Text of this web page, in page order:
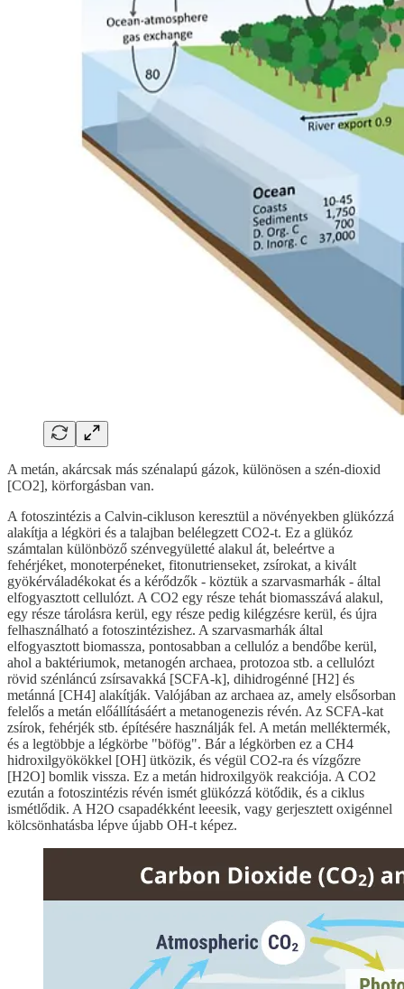
A metán, akárcsak más szénalapú gázok, különösen a szén-dioxid
[CO2], körforgásban van.
A fotoszintézis a Calvin-cikluson keresztül a növényekben glükózzá
alakítja a légköri és a talajban belélegzett CO2-t. Ez a glükóz
számtalan különböző szénvegyületté alakul át, beleértve a
fehérjéket, monoterpéneket, fitonutrienseket, zsírokat, a kivált
gyökérváladékokat és a kérődzők - köztük a szarvasmarhák - által
elfogyasztott cellulózt. A CO2 egy része tehát biomasszává alakul,
egy része tárolásra kerül, egy része pedig kilégzésre kerül, és újra
felhasználható a fotoszintézishez. A szarvasmarhák által
elfogyasztott biomassza, pontosabban a cellulóz a bendőbe kerül,
ahol a baktériumok, metanogén archaea, protozoa stb. a cellulózt
rövid szénláncú zsírsavakká [SCFA-k], dihidrogénné [H2] és
metánná [CH4] alakítják. Valójában az archaea az, amely elsősorban
felelős a metán előállításáért a metanogenezis révén. Az SCFA-kat
zsírok, fehérjék stb. építésére használják fel. A metán melléktermék,
és a legtöbbje a légkörbe "böfög". Bár a légkörben ez a CH4
hidroxilgyökökkel [OH] ütközik, és végül CO2-ra és vízgőzre
[H2O] bomlik vissza. Ez a metán hidroxilgyök reakciója. A CO2
ezután a fotoszintézis révén ismét glükózzá kötődik, és a ciklus
ismétlődik. A H2O csapadékként leeesik, vagy gerjesztett oxigénnel
kölcsönhatásba lépve újabb OH-t képez.